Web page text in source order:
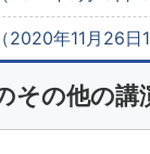
2020年11月26日
その他の講